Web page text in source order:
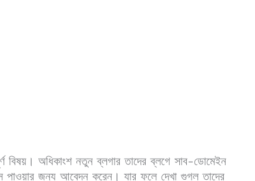
অধিকাংশ নতুন ব্লগার তাদের ব্লগে সাব-ডোমেইন
জন্য আবেদন করেন। যার ফলে দেখা গুগল তাদের